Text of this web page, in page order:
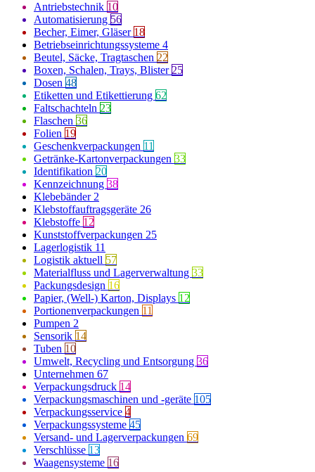
Antriebstechnik 10
Automatisierung 56
Becher, Eimer, Gläser 18
Betriebseinrichtungssysteme 4
Beutel, Säcke, Tragtaschen 22
Boxen, Schalen, Trays, Blister 25
Dosen 48
Etiketten und Etikettierung 62
Faltschachteln 23
Flaschen 36
Folien 19
Geschenkverpackungen 11
Getränke-Kartonverpackungen 33
Identifikation 20
Kennzeichnung 38
Klebebänder 2
Klebstoffauftragsgeräte 26
Klebstoffe 12
Kunststoffverpackungen 25
Lagerlogistik 11
Logistik aktuell 57
Materialfluss und Lagerverwaltung 33
Packungsdesign 16
Papier, (Well-) Karton, Displays 12
Portionenverpackungen 11
Pumpen 2
Sensorik 14
Tuben 10
Umwelt, Recycling und Entsorgung 36
Unternehmen 67
Verpackungsdruck 14
Verpackungsmaschinen und -geräte 105
Verpackungsservice 4
Verpackungssysteme 45
Versand- und Lagerverpackungen 69
Verschlüsse 13
Waagensysteme 16